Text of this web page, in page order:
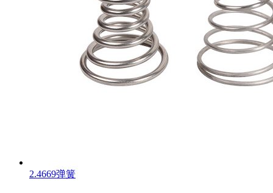
2.4669弹簧